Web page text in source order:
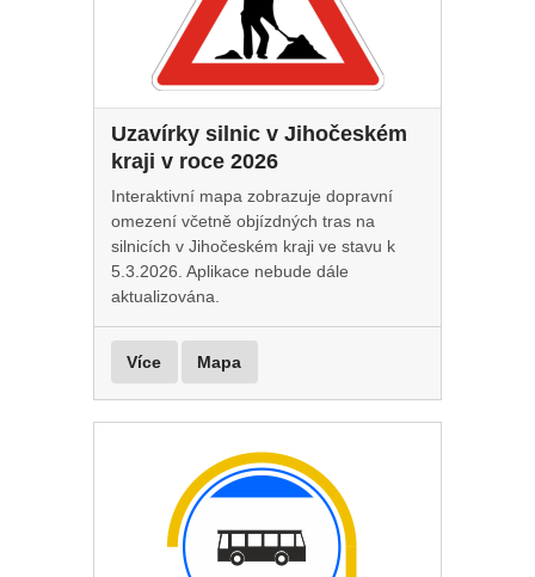
Uzavírky silnic v Jihočeském
kraji v roce 2026
Interaktivní mapa zobrazuje dopravní
omezení včetně objízdných tras na
silnicích v Jihočeském kraji ve stavu k
5.3.2026. Aplikace nebude dále
aktualizována.
Více Mapa